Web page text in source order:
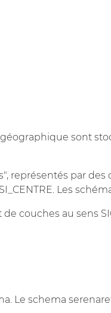
sont
représentés par des
Les
couches au sens
Le schema